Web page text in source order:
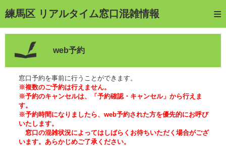
練馬区 リアルタイム窓口混雑情報
トップページ
web予約
予約確認・キャンセル
窓口混雑状況
待ち状況確認
交付状況確認
web予約
窓口予約を事前に行うことができます。
※複数のご予約は行えません。
※予約のキャンセルは、「予約確認・キャンセル」から行えま
す。
※予約時間になりましたら、web予約された方を優先的にお呼び
いたします。
窓口の混雑状況によってはしばらくお待ちいただく場合がござ
います。あらかじめご了承ください。